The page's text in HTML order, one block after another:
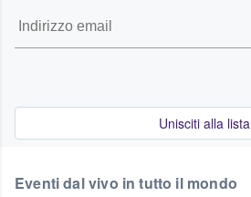
Unisciti alla lista
Eventi dal vivo in tutto il mondo